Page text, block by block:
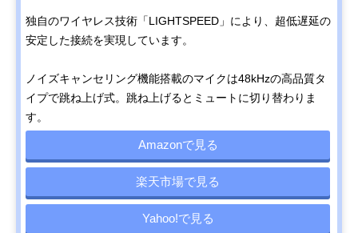
独自のワイヤレス技術「LIGHTSPEED」により、超低遅延の
安定した接続を実現しています。
ノイズキャンセリング機能搭載のマイクは48kHzの高品質タ
イプで跳ね上げ式。跳ね上げるとミュートに切り替わりま
す。
Amazonで見る
楽天市場で見る
Yahoo!で見る